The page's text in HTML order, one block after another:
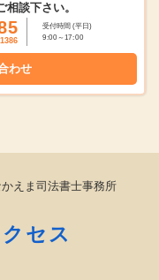
談下さい。
受付時間 (平日)
9:00～17:00
わせ
えま司法書士事務所
セス